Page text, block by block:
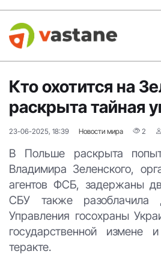
Кто охотится на
раскрыта тайная
23-06-2025, 18:39 Новости мира 2
В Польше раскрыта
Владимира Зеленского,
агентов ФСБ, задержаны
СБУ также разоблачила
Управления госохраны
государственной измене
теракте.